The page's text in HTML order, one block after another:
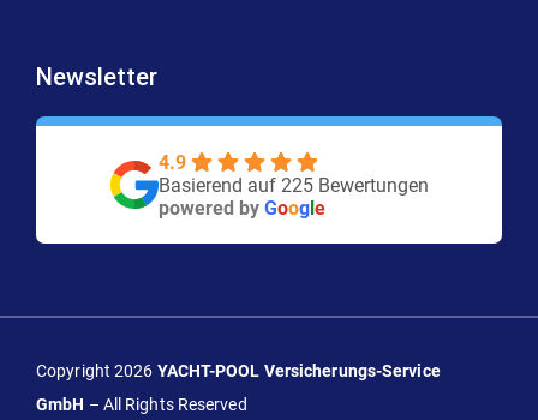
Newsletter
4.9
Basierend auf 225 Bewertungen
powered by Google
Copyright 2026 YACHT-POOL Versicherungs-Service
GmbH – All Rights Reserved